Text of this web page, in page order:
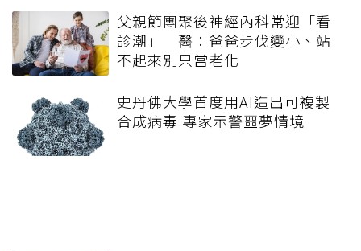
父親節團聚後神經內科常迎「看
診潮」 醫：爸爸步伐變小、站
不起來別只當老化
史丹佛大學首度用AI造出可複製
合成病毒 專家示警噩夢情境